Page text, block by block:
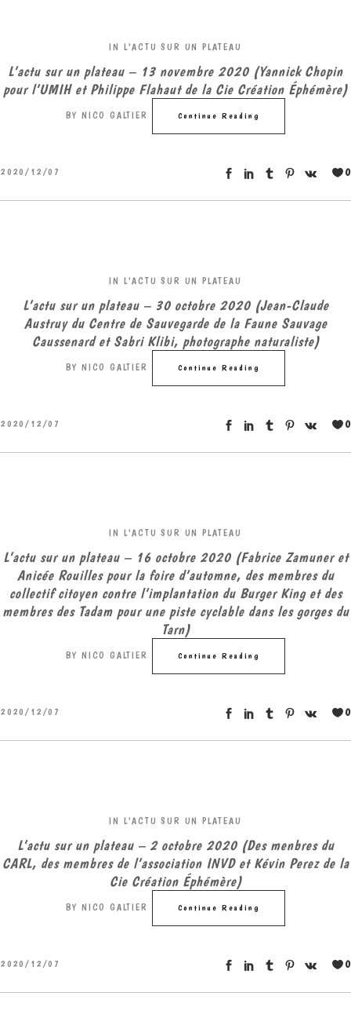
IN L'ACTU SUR UN PLATEAU
L’actu sur un plateau – 13 novembre 2020 (Yannick Chopin
pour l’UMIH et Philippe Flahaut de la Cie Création Éphémère)
BY NICO GALTIER Continue Reading
2020/12/07 0
IN L'ACTU SUR UN PLATEAU
L’actu sur un plateau – 30 octobre 2020 (Jean-Claude
Austruy du Centre de Sauvegarde de la Faune Sauvage
Caussenard et Sabri Klibi, photographe naturaliste)
BY NICO GALTIER Continue Reading
2020/12/07 0
IN L'ACTU SUR UN PLATEAU
L’actu sur un plateau – 16 octobre 2020 (Fabrice Zamuner et
Anicée Rouilles pour la foire d’automne, des membres du
collectif citoyen contre l’implantation du Burger King et des
membres des Tadam pour une piste cyclable dans les gorges du
Tarn)
BY NICO GALTIER Continue Reading
2020/12/07 0
IN L'ACTU SUR UN PLATEAU
L’actu sur un plateau – 2 octobre 2020 (Des menbres du
CARL, des membres de l’association INVD et Kévin Perez de la
Cie Création Éphémère)
BY NICO GALTIER Continue Reading
2020/12/07 0